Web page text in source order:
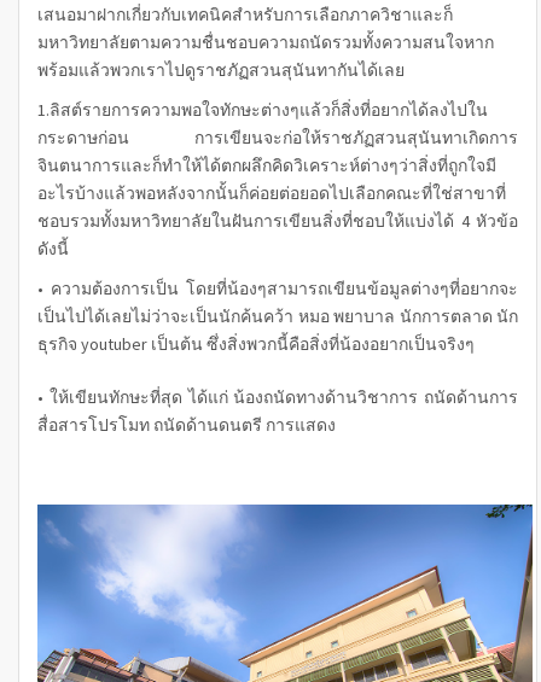
เสนอมาฝากเกี่ยวกับเทคนิคสำหรับการเลือกภาควิชาและก็
มหาวิทยาลัยตามความชื่นชอบความถนัดรวมทั้งความสนใจหาก
พร้อมแล้วพวกเราไปดูราชภัฏสวนสุนันทากันได้เลย
1.ลิสต์รายการความพอใจทักษะต่างๆแล้วก็สิ่งที่อยากได้ลงไปใน
กระดาษก่อน การเขียนจะก่อให้ราชภัฏสวนสุนันทาเกิดการ
จินตนาการและก็ทำให้ได้ตกผลึกคิดวิเคราะห์ต่างๆว่าสิ่งที่ถูกใจมี
อะไรบ้างแล้วพอหลังจากนั้นก็ค่อยต่อยอดไปเลือกคณะที่ใช่สาขาที่
ชอบรวมทั้งมหาวิทยาลัยในฝันการเขียนสิ่งที่ชอบให้แบ่งได้ 4 หัวข้อ
ดังนี้
• ความต้องการเป็น โดยที่น้องๆสามารถเขียนข้อมูลต่างๆที่อยากจะ
เป็นไปได้เลยไม่ว่าจะเป็นนักค้นคว้า หมอ พยาบาล นักการตลาด นัก
ธุรกิจ youtuber เป็นต้น ซึ่งสิ่งพวกนี้คือสิ่งที่น้องอยากเป็นจริงๆ
• ให้เขียนทักษะที่สุด ได้แก่ น้องถนัดทางด้านวิชาการ ถนัดด้านการ
สื่อสารโปรโมท ถนัดด้านดนตรี การแสดง